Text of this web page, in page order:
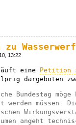
13:22
läuft eine Petition
dargeboten
Bundestag
werden müssen.
angeht